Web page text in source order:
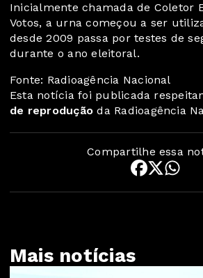
Inicialmente chamada de Coletor
Votos, a urna começou a ser
desde 2009 passa por testes de
durante o ano eleitoral.
Fonte: Radioagência Nacional
Esta notícia foi publicada
de reprodução da Radioagência
Compartilhe essa
Mais notícias